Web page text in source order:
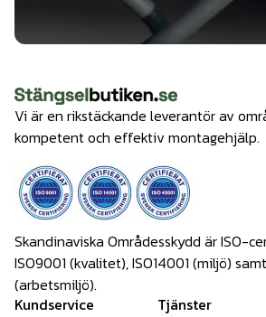
Vi är en rikstäckande leverantör av
kompetent och effektiv montagehjälp.
Skandinaviska Områdesskydd är ISO-
ISO9001 (kvalitet), ISO14001 (miljö)
(arbetsmiljö).
Kundservice
Tjänster